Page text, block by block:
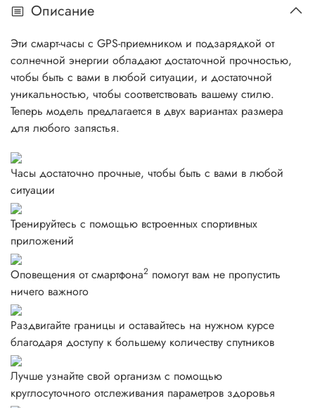
Описание
Эти смарт-часы с GPS-приемником и подзарядкой от
солнечной энергии обладают достаточной прочностью,
чтобы быть с вами в любой ситуации, и достаточной
уникальностью, чтобы соответствовать вашему стилю.
Теперь модель предлагается в двух вариантах размера
для любого запястья.
Часы достаточно прочные, чтобы быть с вами в любой
ситуации
Тренируйтесь с помощью встроенных спортивных
приложений
Оповещения от смартфона2 помогут вам не пропустить
ничего важного
Раздвигайте границы и оставайтесь на нужном курсе
благодаря доступу к большему количеству спутников
Лучше узнайте свой организм с помощью
круглосуточного отслеживания параметров здоровья